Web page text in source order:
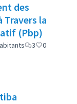
des
(Pbp)
3
0